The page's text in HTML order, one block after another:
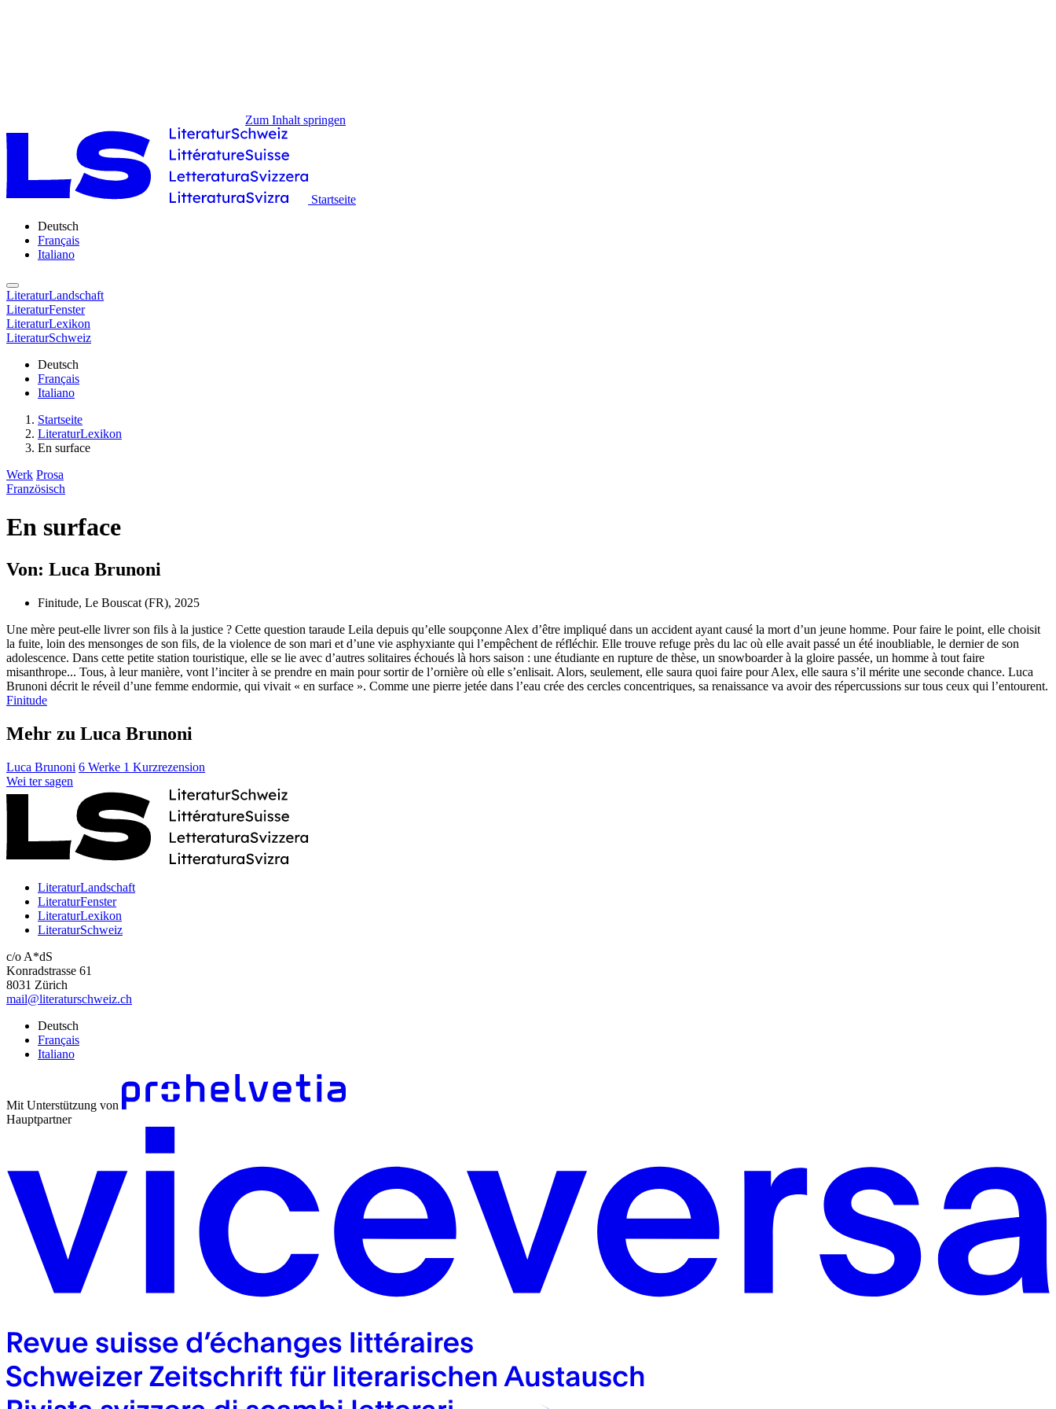
Zum Inhalt springen
Startseite
Deutsch
Français
Italiano
LiteraturLandschaft
LiteraturFenster
LiteraturLexikon
LiteraturSchweiz
Deutsch
Français
Italiano
Startseite
LiteraturLexikon
En surface
Werk Prosa
Französisch
En surface
Von: Luca Brunoni
Finitude, Le Bouscat (FR), 2025
Une mère peut-elle livrer son fils à la justice ? Cette question taraude Leila depuis qu’elle soupçonne Alex d’être impliqué dans un accident ayant causé la mort d’un jeune homme. Pour faire le point, elle choisit
la fuite, loin des mensonges de son fils, de la violence de son mari et d’une vie asphyxiante qui l’empêchent de réfléchir. Elle trouve refuge près du lac où elle avait passé un été inoubliable, le dernier de son
adolescence. Dans cette petite station touristique, elle se lie avec d’autres solitaires échoués là hors saison : une étudiante en rupture de thèse, un snowboarder à la gloire passée, un homme à tout faire
misanthrope... Tous, à leur manière, vont l’inciter à se prendre en main pour sortir de l’ornière où elle s’enlisait. Alors, seulement, elle saura quoi faire pour Alex, elle saura s’il mérite une seconde chance. Luca
Brunoni décrit le réveil d’une femme endormie, qui vivait « en surface ». Comme une pierre jetée dans l’eau crée des cercles concentriques, sa renaissance va avoir des répercussions sur tous ceux qui l’entourent.
Finitude
Mehr zu Luca Brunoni
Luca Brunoni 6 Werke 1 Kurzrezension
Wei ter sagen
LiteraturLandschaft
LiteraturFenster
LiteraturLexikon
LiteraturSchweiz
c/o A*dS
Konradstrasse 61
8031 Zürich
mail@literaturschweiz.ch
Deutsch
Français
Italiano
Mit Unterstützung von
Hauptpartner